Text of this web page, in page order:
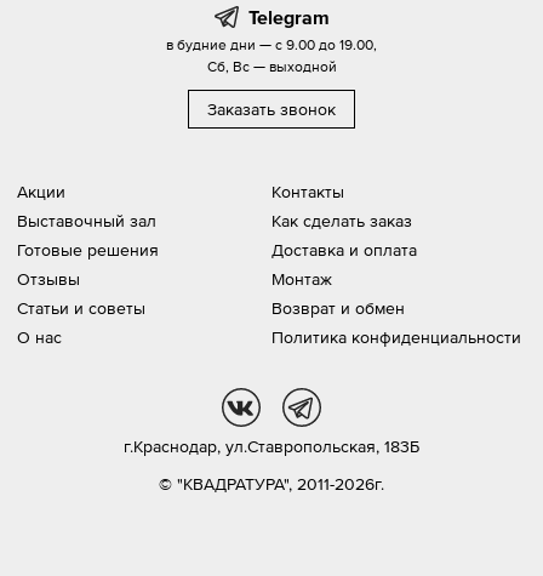
Акции
Выставочный зал
Готовые решения
Отзывы
Статьи и советы
О нас
Контакты
Как сделать заказ
Доставка и оплата
Монтаж
Возврат и обмен
Политика конфиденциальности
Telegram
в будние дни — с 9.00 до 19.00,
Сб, Вс — выходной
Заказать звонок
© "КВАДРАТУРА", 2011-2026г.
г.Краснодар, ул.Ставропольская, 183Б
vk